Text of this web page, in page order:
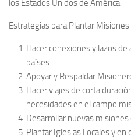
los Estados Unidos de América
Estrategias para Plantar Misiones
Hacer conexiones y lazos
países.
Apoyar y Respaldar
Hacer viajes de corta
necesidades en el campo
Desarrollar nuevas misiones
Plantar Iglesias Locales y en